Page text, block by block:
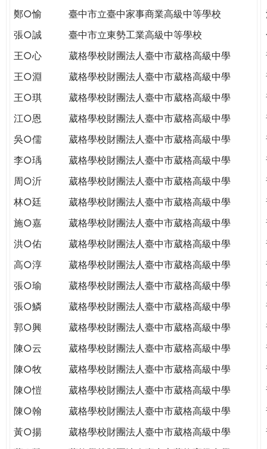
WORLD
TOMORROW
PUTTING
YOU
THE
PATH
GLOBAL
CITIZENSHIP
鄭○愉
臺中市立臺中家事商業高級中等學校
張○誠
臺中市立東勢工業高級中等學校
王○心
葳格學校財團法人臺中市葳格高級中學
王○淵
葳格學校財團法人臺中市葳格高級中學
王○琪
葳格學校財團法人臺中市葳格高級中學
江○恩
葳格學校財團法人臺中市葳格高級中學
吳○儒
葳格學校財團法人臺中市葳格高級中學
李○瑀
葳格學校財團法人臺中市葳格高級中學
周○沂
葳格學校財團法人臺中市葳格高級中學
林○廷
葳格學校財團法人臺中市葳格高級中學
施○嘉
葳格學校財團法人臺中市葳格高級中學
洪○佑
葳格學校財團法人臺中市葳格高級中學
高○淳
葳格學校財團法人臺中市葳格高級中學
張○瑜
葳格學校財團法人臺中市葳格高級中學
張○鱗
葳格學校財團法人臺中市葳格高級中學
郭○興
葳格學校財團法人臺中市葳格高級中學
陳○云
葳格學校財團法人臺中市葳格高級中學
陳○牧
葳格學校財團法人臺中市葳格高級中學
陳○愷
葳格學校財團法人臺中市葳格高級中學
陳○翰
葳格學校財團法人臺中市葳格高級中學
黃○揚
葳格學校財團法人臺中市葳格高級中學